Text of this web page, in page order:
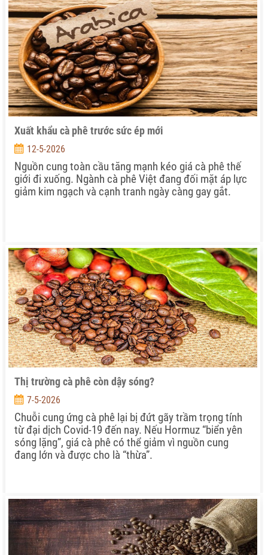
Xuất khẩu cà phê trước sức ép mới
12-5-2026
Nguồn cung toàn cầu tăng mạnh kéo giá cà phê thế
giới đi xuống. Ngành cà phê Việt đang đối mặt áp lực
giảm kim ngạch và cạnh tranh ngày càng gay gắt.
Thị trường cà phê còn dậy sóng?
7-5-2026
Chuỗi cung ứng cà phê lại bị đứt gãy trầm trọng tính
từ đại dịch Covid-19 đến nay. Nếu Hormuz “biển yên
sóng lặng”, giá cà phê có thể giảm vì nguồn cung
đang lớn và được cho là “thừa”.